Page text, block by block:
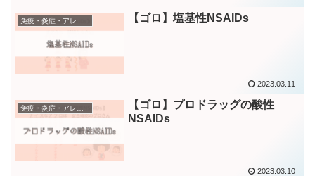
【ゴロ】塩基性NSAIDs
2023.03.11
【ゴロ】プロドラッグの酸性
NSAIDs
2023.03.10